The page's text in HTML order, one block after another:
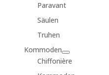
Paravant
Säulen
Truhen
Kommoden
Chiffonière